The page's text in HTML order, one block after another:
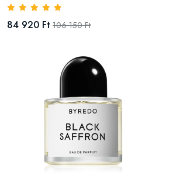
84 920 Ft 106 150 Ft